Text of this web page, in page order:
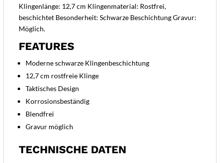
Klingenlänge: 12,7 cm Klingenmaterial: Rostfrei,
beschichtet Besonderheit: Schwarze Beschichtung Gravur:
Möglich.
FEATURES
Moderne schwarze Klingenbeschichtung
12,7 cm rostfreie Klinge
Taktisches Design
Korrosionsbeständig
Blendfrei
Gravur möglich
TECHNISCHE DATEN